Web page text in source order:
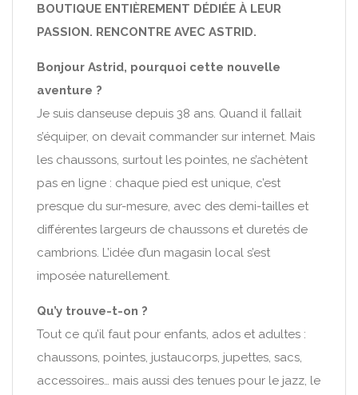
BOUTIQUE ENTIÈREMENT DÉDIÉE À LEUR
PASSION. RENCONTRE AVEC ASTRID.
Bonjour Astrid, pourquoi cette nouvelle
aventure ?
Je suis danseuse depuis 38 ans. Quand il fallait
s’équiper, on devait commander sur internet. Mais
les chaussons, surtout les pointes, ne s’achètent
pas en ligne : chaque pied est unique, c’est
presque du sur-mesure, avec des demi-tailles et
différentes largeurs de chaussons et duretés de
cambrions. L’idée d’un magasin local s’est
imposée naturellement.
Qu’y trouve-t-on ?
Tout ce qu’il faut pour enfants, ados et adultes :
chaussons, pointes, justaucorps, jupettes, sacs,
accessoires… mais aussi des tenues pour le jazz, le